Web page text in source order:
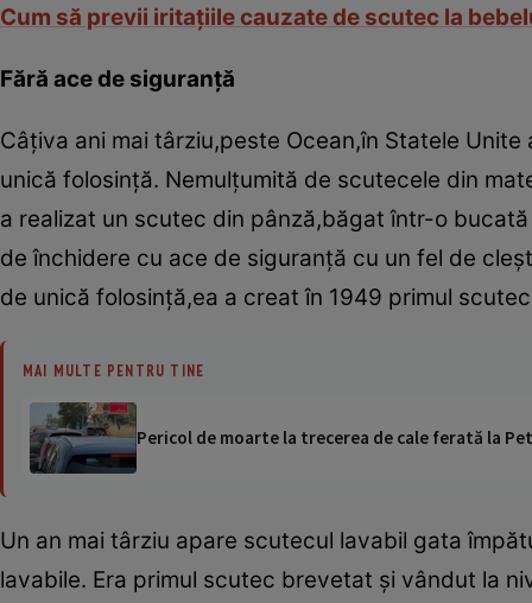
Cum să previi iritaţiile cauzate de scutec la
Fără ace de siguranţă
Câţiva ani mai târziu,peste Ocean,în Statele
unică folosinţă. Nemulţumită de scutecele din
a realizat un scutec din pânză,băgat într-o
de închidere cu ace de siguranţă cu un fel de
de unică folosinţă,ea a creat în 1949 primul
MAI MULTE PENTRU TINE
Pericol de moarte la trecerea de cale ferată la
Un an mai târziu apare scutecul lavabil gata
lavabile. Era primul scutec brevetat şi vândut la